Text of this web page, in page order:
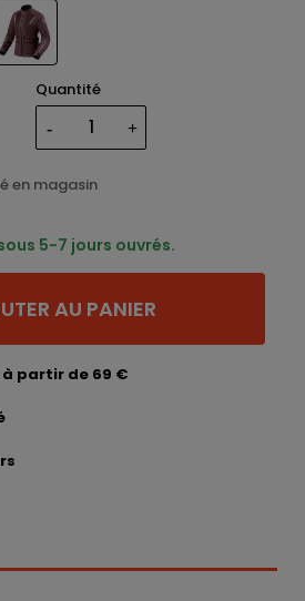
Quantité
en magasin
5-7 jours ouvrés.
AU PANIER
partir de 69 €